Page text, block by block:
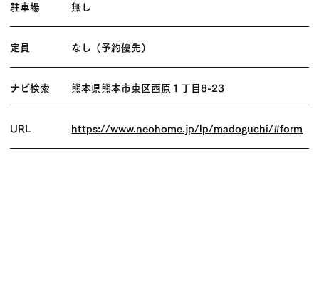
駐車場 無し
定員 なし（予約優先）
ナビ検索 熊本県熊本市東区西原１丁目8-23
URL https://www.neohome.jp/lp/madoguchi/#form